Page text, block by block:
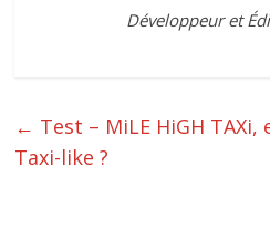
Développeur et
← Test – MiLE HiGH
Taxi-like ?